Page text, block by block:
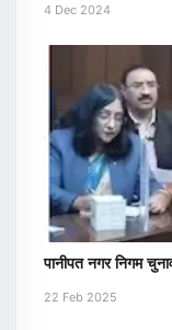
4 Dec 2024
पानीपत नगर निगम
22 Feb 2025